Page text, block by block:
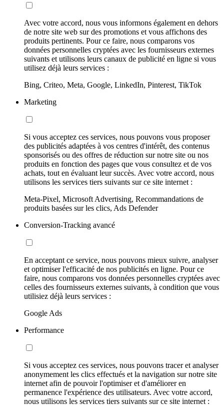
Avec votre accord, nous vous informons également en dehors
de notre site web sur des promotions et vous affichons des
produits pertinents. Pour ce faire, nous comparons vos
données personnelles cryptées avec les fournisseurs externes
suivants et utilisons leurs canaux de publicité en ligne si vous
utilisez déjà leurs services :
Bing, Criteo, Meta, Google, LinkedIn, Pinterest, TikTok
Marketing
Si vous acceptez ces services, nous pouvons vous proposer
des publicités adaptées à vos centres d'intérêt, des contenus
sponsorisés ou des offres de réduction sur notre site ou nos
produits en fonction des pages que vous consultez et de vos
achats, tout en évaluant leur succès. Avec votre accord, nous
utilisons les services tiers suivants sur ce site internet :
Meta-Pixel, Microsoft Advertising, Recommandations de
produits basées sur les clics, Ads Defender
Conversion-Tracking avancé
En acceptant ce service, nous pouvons mieux suivre, analyser
et optimiser l'efficacité de nos publicités en ligne. Pour ce
faire, nous comparons vos données personnelles cryptées avec
celles des fournisseurs externes suivants, à condition que vous
utilisiez déjà leurs services :
Google Ads
Performance
Si vous acceptez ces services, nous pouvons tracer et analyser
anonymement les clics effectués et la navigation sur notre site
internet afin de pouvoir l'optimiser et d'améliorer en
permanence l'expérience des utilisateurs. Avec votre accord,
nous utilisons les services tiers suivants sur ce site internet :